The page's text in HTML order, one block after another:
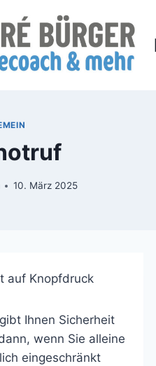
10. März 2025
auf Knopfdruck
Ihnen Sicherheit
wenn Sie alleine
eingeschränkt